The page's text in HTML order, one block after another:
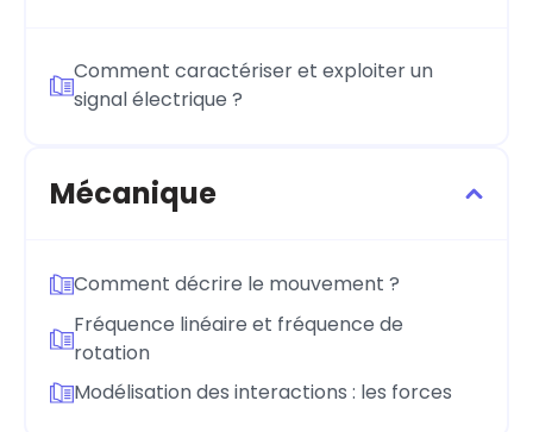
Comment caractériser et exploiter un
signal électrique ?
Mécanique
Comment décrire le mouvement ?
Fréquence linéaire et fréquence de
rotation
Modélisation des interactions : les forces